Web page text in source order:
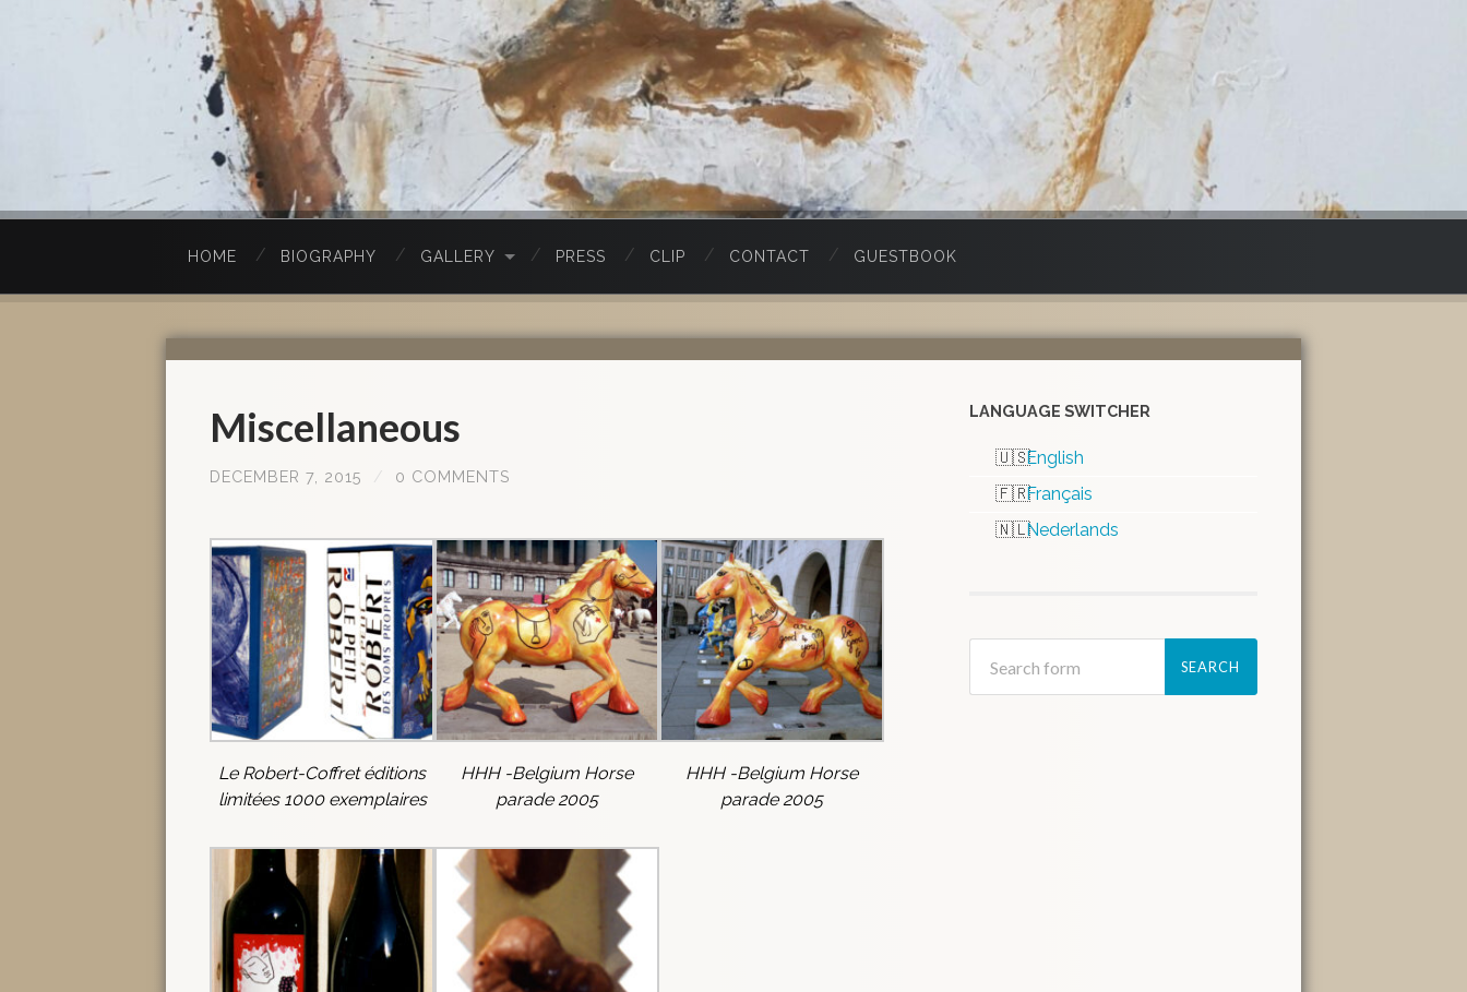
HOME BIOGRAPHY GALLERY PRESS CLIP CONTACT GUESTBOOK
Miscellaneous
DECEMBER 7, 2015 / 0 COMMENTS
Le Robert-Coffret éditions
limitées 1000 exemplaires
HHH -Belgium Horse
parade 2005
HHH -Belgium Horse
parade 2005
LANGUAGE SWITCHER
English
Français
Nederlands